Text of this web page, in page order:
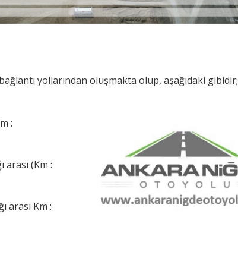
yollarından oluşmakta olup, aşağıdaki gibidir;
:
arası (Km :
arası Km :